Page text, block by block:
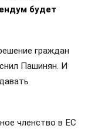
будет
граждан
Пашинян. И
членство в ЕС